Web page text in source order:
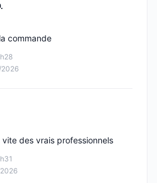
commande
des vrais professionnels